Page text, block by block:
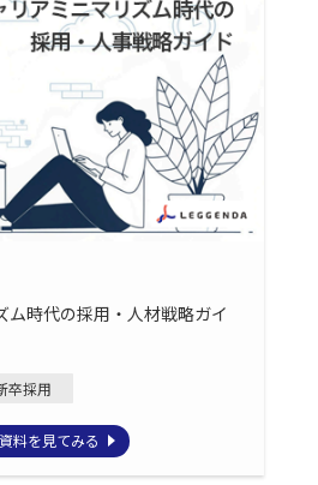
ム時代の採用・人材戦略ガイ
卒採用
資料を見てみる